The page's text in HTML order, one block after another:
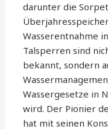
darunter die
Wasserentnahme
Talsperren sind
bekannt, sondern
Wassergesetze in
wird. Der Pionier
hat mit seinen